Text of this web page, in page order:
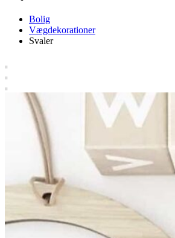
Bolig
Vægdekorationer
Svaler